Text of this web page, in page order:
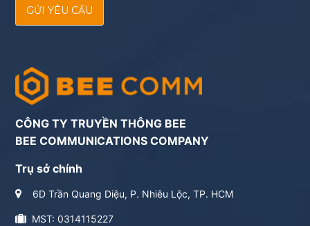
GỬI YÊU CẦU
CÔNG TY TRUYỀN THÔNG BEE
BEE COMMUNICATIONS COMPANY
Trụ sở chính
6D Trần Quang Diệu, P. Nhiêu Lộc, TP. HCM
MST: 0314115227